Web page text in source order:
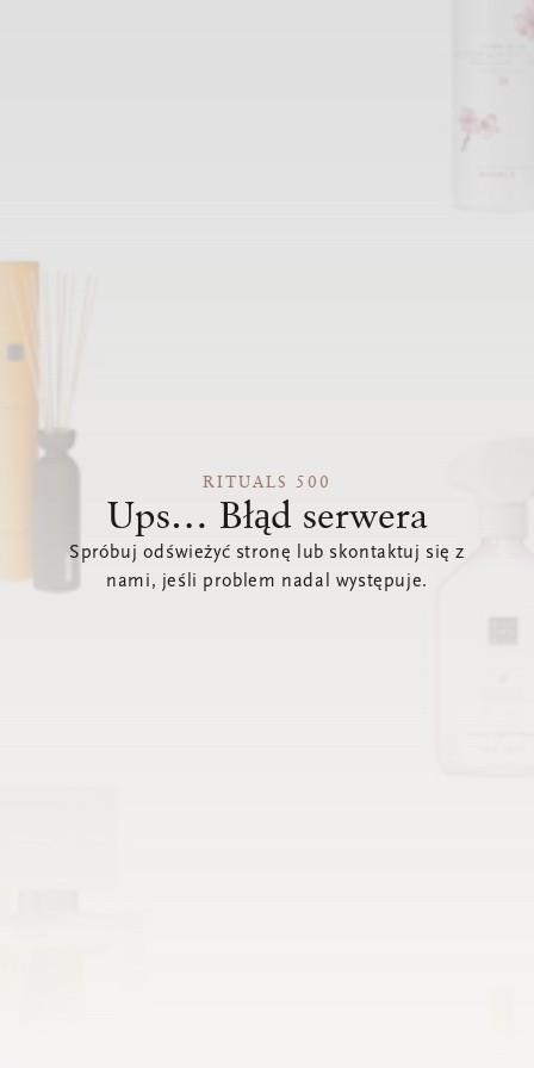
RITUALS 500
Ups… Błąd serwera
Spróbuj odświeżyć stronę lub skontaktuj się z
nami, jeśli problem nadal występuje.